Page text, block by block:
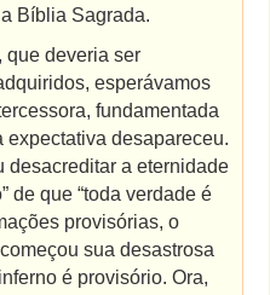
Bíblia Sagrada.
que deveria ser
esperávamos
fundamentada
expectativa desapareceu.
desacreditar a eternidade
de que “toda verdade é
provisórias, o
sua desastrosa
é provisório. Ora,